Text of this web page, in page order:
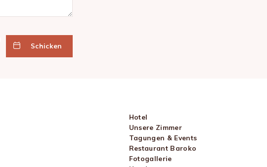
Schicken
Hotel
Unsere Zimmer
Tagungen & Events
Restaurant Baroko
Fotogallerie